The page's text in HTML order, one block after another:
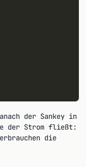
der Sankey in
der Strom fließt:
die